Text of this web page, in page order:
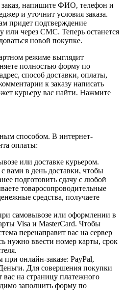
напишите ФИО, телефон и
и уточнит условия заказа.
придет подтверждение
или через СМС. Теперь останется
новой покупке.
режиме выглядит
полностью форму по
способ доставки, оплаты,
к заказу написать
курьеру вас найти. Нажмите
способом. В интернет-
оплаты:
или доставке курьером.
вами в день доставки, чтобы
подготовить сдачу с любой
товаросопроводительные
средства, получаете
самовывозе или оформлении в
Visa и MasterCard. Чтобы
перенаправит вас на сервер
нужно ввести номер карты, срок
онлайн-заказе: PayPal,
Для совершения покупки
вас на страницу платежного
заполнить форму по